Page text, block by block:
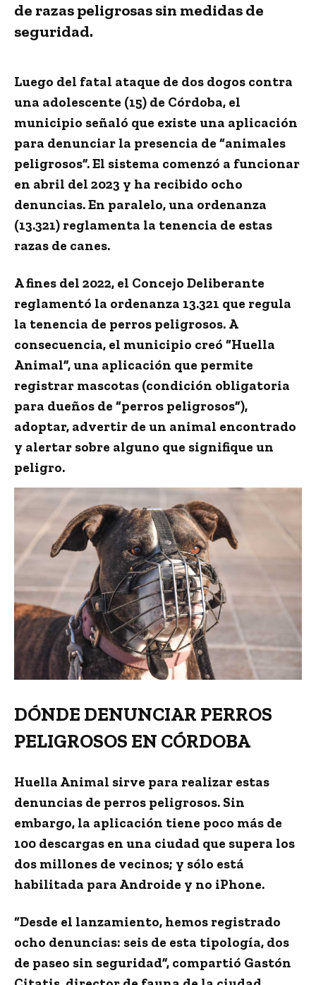
de razas peligrosas sin medidas de
seguridad.
Luego del fatal ataque de dos dogos contra
una adolescente (15) de Córdoba, el
municipio señaló que existe una aplicación
para denunciar la presencia de “animales
peligrosos”. El sistema comenzó a funcionar
en abril del 2023 y ha recibido ocho
denuncias. En paralelo, una ordenanza
(13.321) reglamenta la tenencia de estas
razas de canes.
A fines del 2022, el Concejo Deliberante
reglamentó la ordenanza 13.321 que regula
la tenencia de perros peligrosos. A
consecuencia, el municipio creó “Huella
Animal”, una aplicación que permite
registrar mascotas (condición obligatoria
para dueños de “perros peligrosos”),
adoptar, advertir de un animal encontrado
y alertar sobre alguno que signifique un
peligro.
DÓNDE DENUNCIAR PERROS
PELIGROSOS EN CÓRDOBA
Huella Animal sirve para realizar estas
denuncias de perros peligrosos. Sin
embargo, la aplicación tiene poco más de
100 descargas en una ciudad que supera los
dos millones de vecinos; y sólo está
habilitada para Androide y no iPhone.
“Desde el lanzamiento, hemos registrado
ocho denuncias: seis de esta tipología, dos
de paseo sin seguridad”, compartió Gastón